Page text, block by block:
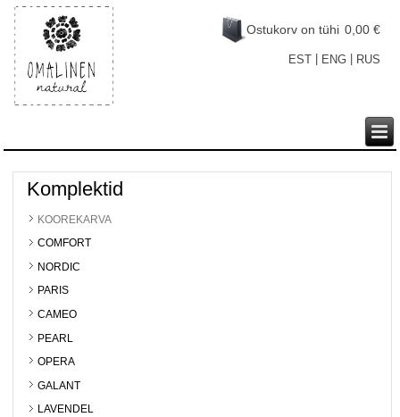
Ostukorv on tühi 0,00 €
EST| ENG| RUS
Komplektid
KOOREKARVA
COMFORT
NORDIC
PARIS
CAMEO
PEARL
OPERA
GALANT
LAVENDEL